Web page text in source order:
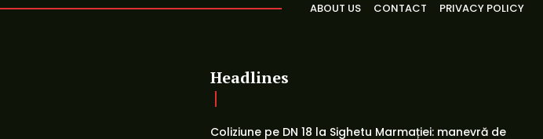
ABOUT US CONTACT PRIVACY POLICY
Headlines
Coliziune pe DN 18 la Sighetu Marmației: manevră de